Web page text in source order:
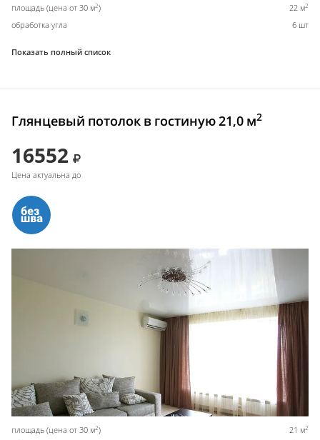
площадь (цена от 30 м2) 22 м2
обработка угла 6 шт
Показать полный список
Глянцевый потолок в гостиную 21,0 м2
16552
Цена актуальна до
площадь (цена от 30 м2) 21 м2